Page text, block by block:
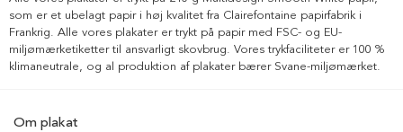
som er et ubelagt papir i høj kvalitet fra Clairefontaine papirfabrik i
Frankrig. Alle vores plakater er trykt på papir med FSC- og EU-
miljømærketiketter til ansvarligt skovbrug. Vores trykfaciliteter er 100 %
klimaneutrale, og al produktion af plakater bærer Svane-miljømærket.
Om plakat